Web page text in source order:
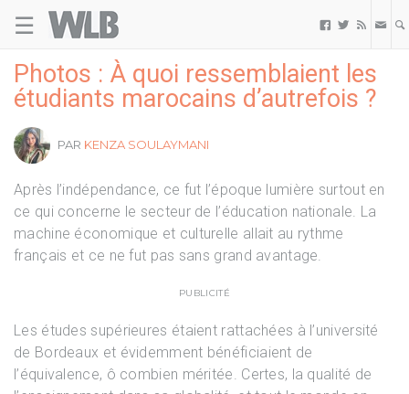
☰   
Photos : À quoi ressemblaient les
étudiants marocains d’autrefois ?
PAR KENZA SOULAYMANI
Après l’indépendance, ce fut l’époque lumière surtout en
ce qui concerne le secteur de l’éducation nationale. La
machine économique et culturelle allait au rythme
français et ce ne fut pas sans grand avantage.
PUBLICITÉ
Les études supérieures étaient rattachées à l’université
de Bordeaux et évidemment bénéficiaient de
l’équivalence, ô combien méritée. Certes, la qualité de